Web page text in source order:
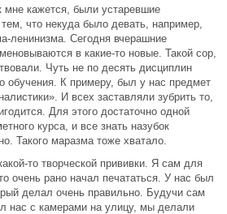
мне кажется, были устаревшие
что некуда было девать, например,
ленинизма. Сегодня вчерашние
в какие-то новые. Такой сор,
Чуть не по десять дисциплин
обучения. К примеру, был у нас предмет
И всех заставляли зубрить то,
Для этого достаточно одной
курса, и все знать назубок
Такого маразма тоже хватало.
то творческой прививки. Я сам для
очень рано начал печататься. У нас был
делал очень правильно. Будучи сам
нас с камерами на улицу, мы делали